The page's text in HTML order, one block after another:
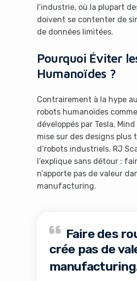
l’industrie, où la plupart
doivent se contenter de
de données limitées.
Pourquoi Éviter
Humanoïdes ?
Contrairement à la hype
robots humanoïdes
développés par Tesla,
mise sur des designs plus
d’robots industriels. RJ
l’explique sans détour :
n’apporte pas de valeur
manufacturing.
Faire des
crée pas de